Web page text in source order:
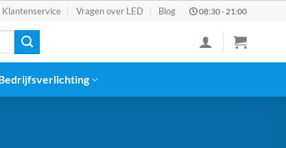
Klantenservice Vragen over LED Blog 08:30 - 21:00